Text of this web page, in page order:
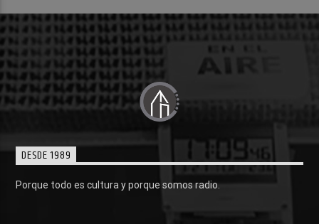
DESDE 1989
Porque todo es cultura y porque somos radio.